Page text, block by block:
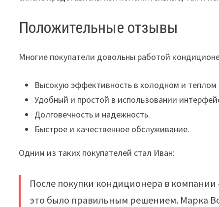
Положительные отзывы
Многие покупатели довольны работой
Высокую эффективность в холодном и теплом
Удобный и простой в использовании
Долговечность и надежность.
Быстрое и качественное обслуживание.
Одним из таких покупателей стал Иван:
После покупки кондиционера в
это было правильным решением. Марка